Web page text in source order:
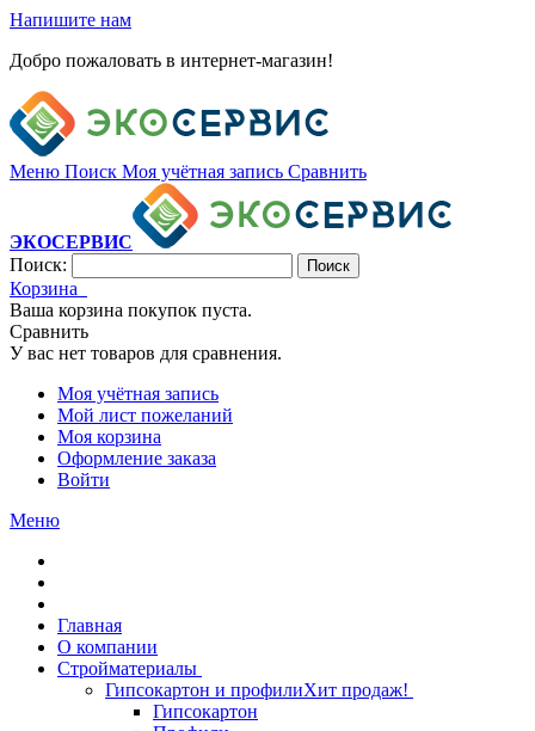
Напишите нам
Добро пожаловать в интернет-магазин!
Меню Поиск Моя учётная запись Сравнить
ЭКОСЕРВИС
Поиск:
Поиск
Корзина
Ваша корзина покупок пуста.
Сравнить
У вас нет товаров для сравнения.
Моя учётная запись
Мой лист пожеланий
Моя корзина
Оформление заказа
Войти
Меню
Главная
О компании
Стройматериалы
Гипсокартон и профилиХит продаж!
Гипсокартон